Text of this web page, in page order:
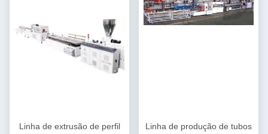
Linha de extrusão de perfil
Linha de produção de tubos